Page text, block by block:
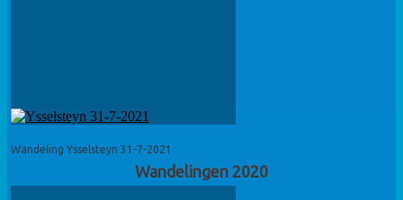
Wandeling Ysselsteyn 31-7-2021
Wandelingen 2020